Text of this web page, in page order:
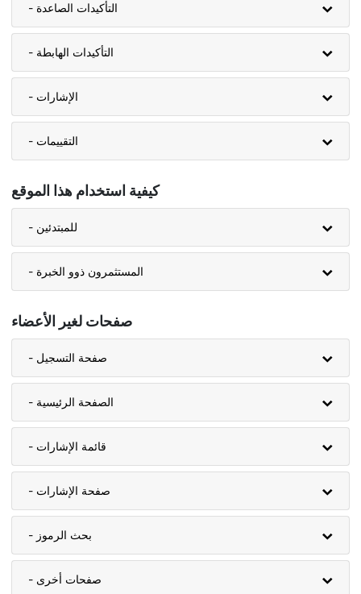
- التأكيدات الصاعدة
- التأكيدات الهابطة
- الإشارات
- التقييمات
كيفية استخدام هذا الموقع
- للمبتدئين
- المستثمرون ذوو الخبرة
صفحات لغير الأعضاء
- صفحة التسجيل
- الصفحة الرئيسية
- قائمة الإشارات
- صفحة الإشارات
- بحث الرموز
- صفحات أخرى